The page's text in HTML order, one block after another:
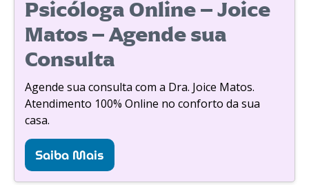
Psicóloga Online – Joice
Matos – Agende sua
Consulta
Agende sua consulta com a Dra. Joice Matos.
Atendimento 100% Online no conforto da sua
casa.
Saiba Mais